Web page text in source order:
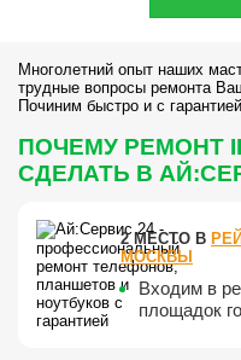
Многолетний опыт наших
трудные вопросы ремонта
Починим быстро и с
ПОЧЕМУ РЕМОНТ
СДЕЛАТЬ В
2 МЕСТО В
МОСКВЫ
Входим в
площадок